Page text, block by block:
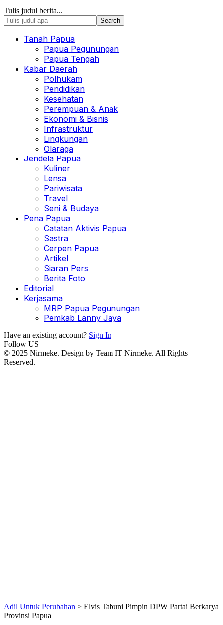
Tulis judul berita...
Tanah Papua
Papua Pegunungan
Papua Tengah
Kabar Daerah
Polhukam
Pendidikan
Kesehatan
Perempuan & Anak
Ekonomi & Bisnis
Infrastruktur
Lingkungan
Olaraga
Jendela Papua
Kuliner
Lensa
Pariwisata
Travel
Seni & Budaya
Pena Papua
Catatan Aktivis Papua
Sastra
Cerpen Papua
Artikel
Siaran Pers
Berita Foto
Editorial
Kerjasama
MRP Papua Pegunungan
Pemkab Lanny Jaya
Have an existing account? Sign In
Follow US
© 2025 Nirmeke. Design by Team IT Nirmeke. All Rights
Reserved.
Adil Untuk Perubahan > Elvis Tabuni Pimpin DPW Partai Berkarya
Provinsi Papua